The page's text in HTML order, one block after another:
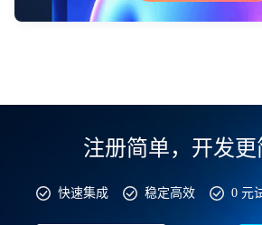
注册简单，开发更
快速集成 稳定高效 0 元